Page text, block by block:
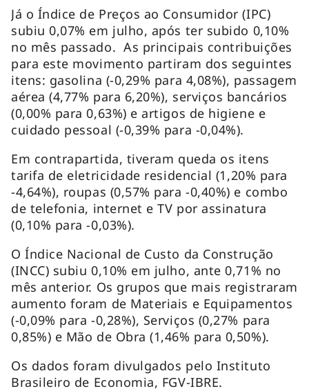
Já o Índice de Preços ao Consumidor (IPC)
subiu 0,07% em julho, após ter subido 0,10%
no mês passado. As principais contribuições
para este movimento partiram dos seguintes
itens: gasolina (-0,29% para 4,08%), passagem
aérea (4,77% para 6,20%), serviços bancários
(0,00% para 0,63%) e artigos de higiene e
cuidado pessoal (-0,39% para -0,04%).
Em contrapartida, tiveram queda os itens
tarifa de eletricidade residencial (1,20% para
-4,64%), roupas (0,57% para -0,40%) e combo
de telefonia, internet e TV por assinatura
(0,10% para -0,03%).
O Índice Nacional de Custo da Construção
(INCC) subiu 0,10% em julho, ante 0,71% no
mês anterior. Os grupos que mais registraram
aumento foram de Materiais e Equipamentos
(-0,09% para -0,28%), Serviços (0,27% para
0,85%) e Mão de Obra (1,46% para 0,50%).
Os dados foram divulgados pelo Instituto
Brasileiro de Economia, FGV-IBRE.